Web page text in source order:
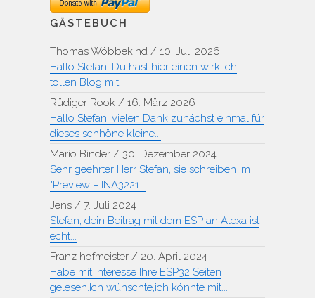
GÄSTEBUCH
Thomas Wöbbekind / 10. Juli 2026
Hallo Stefan! Du hast hier einen wirklich
tollen Blog mit...
Rüdiger Rook / 16. März 2026
Hallo Stefan, vielen Dank zunächst einmal für
dieses schhöne kleine...
Mario Binder / 30. Dezember 2024
Sehr geehrter Herr Stefan, sie schreiben im
"Preview – INA3221...
Jens / 7. Juli 2024
Stefan, dein Beitrag mit dem ESP an Alexa ist
echt...
Franz hofmeister / 20. April 2024
Habe mit Interesse Ihre ESP32 Seiten
gelesen.Ich wünschte,ich könnte mit...